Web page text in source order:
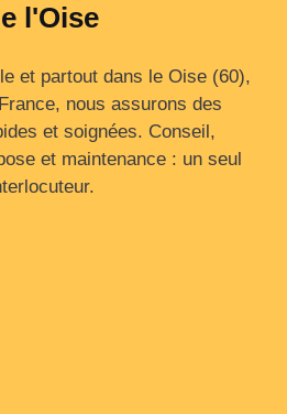
l'Oise
et partout dans le Oise (60),
nous assurons des
et soignées. Conseil,
et maintenance : un seul